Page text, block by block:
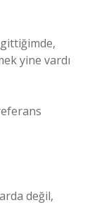
yine vardı
değil,